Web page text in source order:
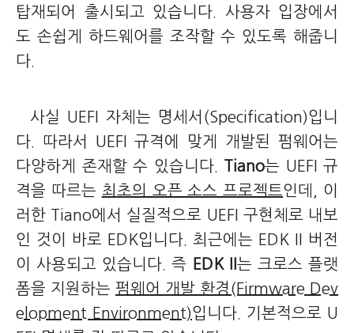
탑재되어 출시되고 있습니다. 사용자 입장에서
도 손쉽게 하드웨어를 조작할 수 있도록 해줍니
다.
사실 UEFI 자체는 명세서(Specification)입니
다. 따라서 UEFI 규격에 맞게 개발된 펌웨어는
다양하게 존재할 수 있습니다. Tiano는 UEFI 규
격을 따르는 최초의 오픈 소스 프로젝트인데, 이
러한 Tiano에서 실질적으로 UEFI 구현체로 내보
인 것이 바로 EDK입니다. 최근에는 EDK II 버전
이 사용되고 있습니다. 즉
EDK II 는 크로스 플랫
폼을 지원하는 펌웨어 개발 환경(Firmware Dev
elopment Environment)입니다. 기본적으로 U